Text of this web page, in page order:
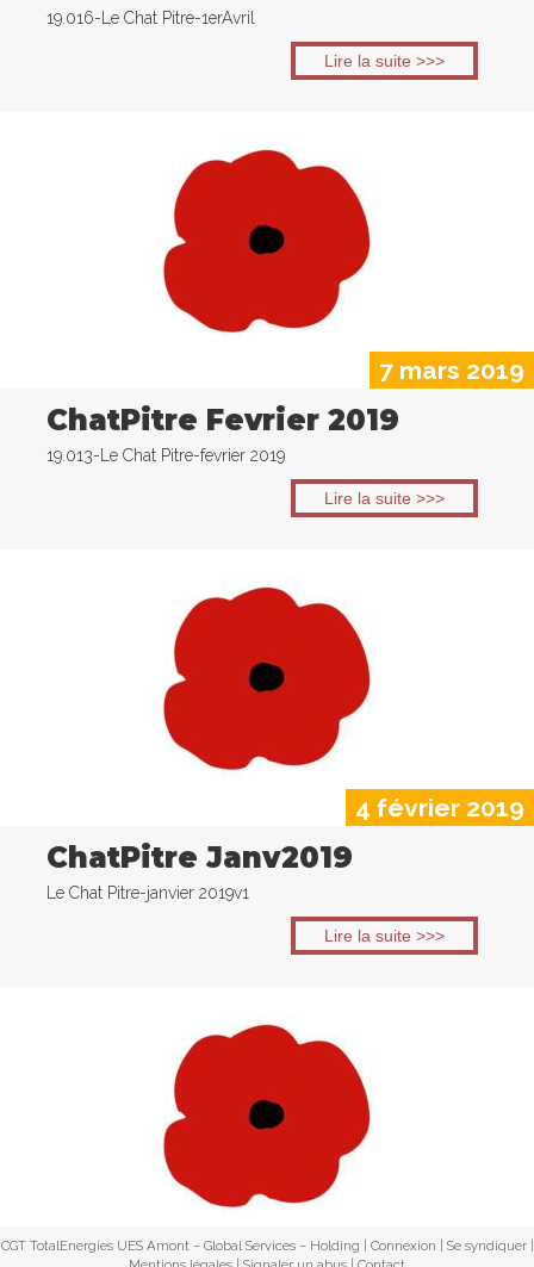
19.016-Le Chat Pitre-1erAvril
Lire la suite >>>
7 mars 2019
ChatPitre Fevrier 2019
19.013-Le Chat Pitre-fevrier 2019
Lire la suite >>>
4 février 2019
ChatPitre Janv2019
Le Chat Pitre-janvier 2019v1
Lire la suite >>>
CGT TotalEnergies UES Amont – Global Services – Holding | Connexion Se syndiquer|